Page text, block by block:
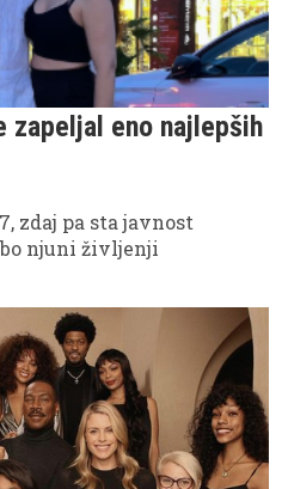
zapeljal eno najlepših
zdaj pa sta javnost
njuni življenji